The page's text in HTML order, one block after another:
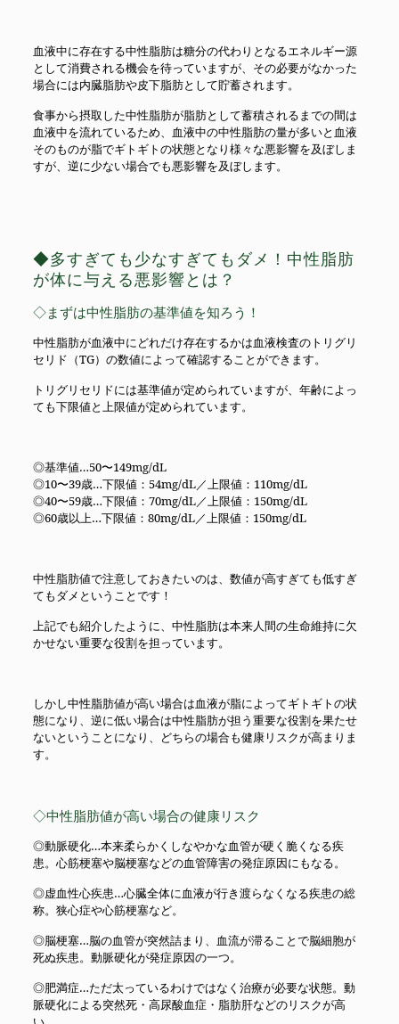
血液中に存在する中性脂肪は糖分の代わりとなるエネルギー源
として消費される機会を待っていますが、その必要がなかった
場合には内臓脂肪や皮下脂肪として貯蓄されます。
食事から摂取した中性脂肪が脂肪として蓄積されるまでの間は
血液中を流れているため、血液中の中性脂肪の量が多いと血液
そのものが脂でギトギトの状態となり様々な悪影響を及ぼしま
すが、逆に少ない場合でも悪影響を及ぼします。
◆多すぎても少なすぎてもダメ！中性脂肪
が体に与える悪影響とは？
◇まずは中性脂肪の基準値を知ろう！
中性脂肪が血液中にどれだけ存在するかは血液検査のトリグリ
セリド（TG）の数値によって確認することができます。
トリグリセリドには基準値が定められていますが、年齢によっ
ても下限値と上限値が定められています。
◎基準値…50〜149mg/dL
◎10〜39歳…下限値：54mg/dL／上限値：110mg/dL
◎40〜59歳…下限値：70mg/dL／上限値：150mg/dL
◎60歳以上…下限値：80mg/dL／上限値：150mg/dL
中性脂肪値で注意しておきたいのは、数値が高すぎても低すぎ
てもダメということです！
上記でも紹介したように、中性脂肪は本来人間の生命維持に欠
かせない重要な役割を担っています。
しかし中性脂肪値が高い場合は血液が脂によってギトギトの状
態になり、逆に低い場合は中性脂肪が担う重要な役割を果たせ
ないということになり、どちらの場合も健康リスクが高まりま
す。
◇中性脂肪値が高い場合の健康リスク
◎動脈硬化…本来柔らかくしなやかな血管が硬く脆くなる疾
患。心筋梗塞や脳梗塞などの血管障害の発症原因にもなる。
◎虚血性心疾患…心臓全体に血液が行き渡らなくなる疾患の総
称。狭心症や心筋梗塞など。
◎脳梗塞…脳の血管が突然詰まり、血流が滞ることで脳細胞が
死ぬ疾患。動脈硬化が発症原因の一つ。
◎肥満症…ただ太っているわけではなく治療が必要な状態。動
脈硬化による突然死・高尿酸血症・脂肪肝などのリスクが高